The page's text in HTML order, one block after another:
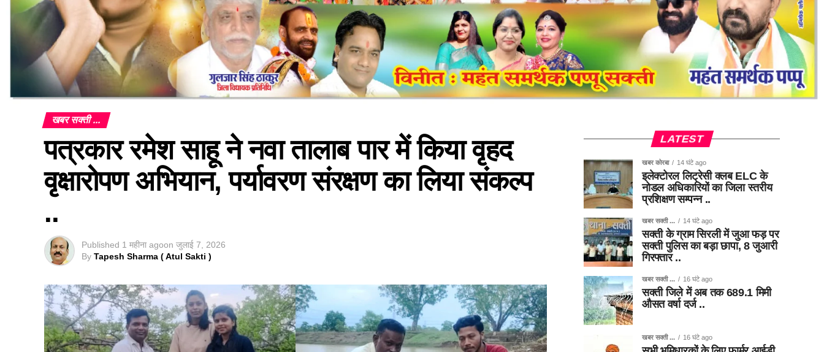
खबर सक्ती ...
पत्रकार रमेश साहू ने नवा तालाब पार में किया वृहद
वृक्षारोपण अभियान, पर्यावरण संरक्षण का लिया संकल्प
..
Published 1 महीना agoon जुलाई 7, 2026
By Tapesh Sharma ( Atul Sakti )
LATEST
खबर कोरबा 14 घंटे ago
इलेक्टोरल लिट्रेसी क्लब ELC के
नोडल अधिकारियों का जिला स्तरीय
प्रशिक्षण सम्पन्न ..
खबर सक्ती ... 14 घंटे ago
सक्ती के ग्राम सिरली में जुआ फड़ पर
सक्ती पुलिस का बड़ा छापा, 8 जुआरी
गिरफ्तार ..
खबर सक्ती ... 16 घंटे ago
सक्ती जिले में अब तक 689.1 मिमी
औसत वर्षा दर्ज ..
खबर सक्ती ... 16 घंटे ago